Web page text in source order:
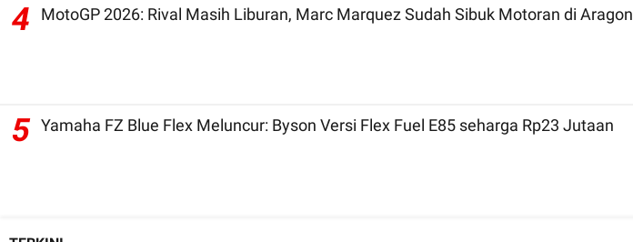
4 MotoGP 2026: Rival Masih Liburan, Marc Marquez Sudah Sibuk Motoran di Aragon
5 Yamaha FZ Blue Flex Meluncur: Byson Versi Flex Fuel E85 seharga Rp23 Jutaan